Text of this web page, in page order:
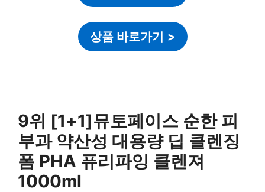
상품 바로가기 >
9위 [1+1]뮤토페이스 순한 피
부과 약산성 대용량 딥 클렌징
폼 PHA 퓨리파잉 클렌져
1000ml